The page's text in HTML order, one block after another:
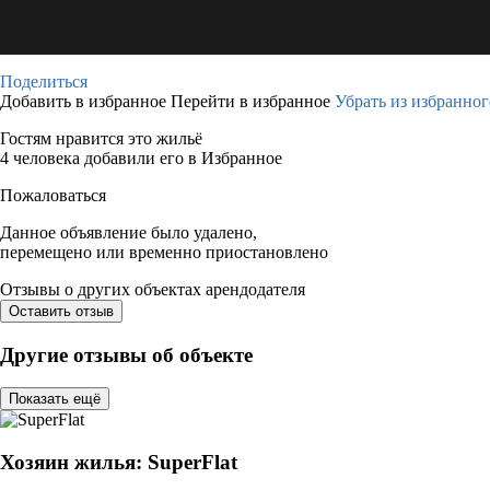
Поделиться
Добавить в избранное Перейти в избранное Убрать из
Гостям нравится это жильё
4 человека добавили его в Избранное
Пожаловаться
Данное объявление было удалено,
перемещено или временно приостановлено
Отзывы о других объектах арендодателя
Оставить отзыв
Другие отзывы об объекте
Показать ещё
Хозяин жилья: SuperFlat